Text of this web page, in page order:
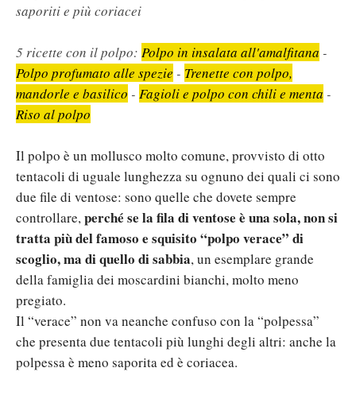
saporiti e più coriacei
5 ricette con il polpo: Polpo in insalata all'amalfitana -
Polpo profumato alle spezie - Trenette con polpo,
mandorle e basilico - Fagioli e polpo con chili e menta -
Riso al polpo
Il polpo è un mollusco molto comune, provvisto di otto
tentacoli di uguale lunghezza su ognuno dei quali ci sono
due file di ventose: sono quelle che dovete sempre
controllare,perché se la fila di ventose è una sola, non si
tratta più del famoso e squisito “polpo verace” di
scoglio, ma di quello di sabbia, un esemplare grande
della famiglia dei moscardini bianchi, molto meno
pregiato.
Il “verace” non va neanche confuso con la “polpessa”
che presenta due tentacoli più lunghi degli altri: anche la
polpessa è meno saporita ed è coriacea.